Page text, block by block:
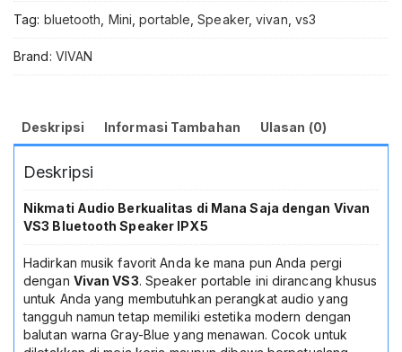
Speaker
Mini
Jernih
Audio
Outdoor
Gym
Olahraga
Travel
Kompak
Ringan
Baterai
Awet
Tag: bluetooth Mini ,portable ,Speaker,vivan vs3
Brand: VIVAN
Deskripsi Informasi Tambahan Ulasan (0)
Deskripsi
Nikmati Audio Berkualitas di Mana Saja dengan Vivan
VS3 Bluetooth Speaker IPX5
Hadirkan musik favorit Anda ke mana pun Anda pergi
dengan Vivan VS3. Speaker portable ini dirancang khusus
untuk Anda yang membutuhkan perangkat audio yang
tangguh namun tetap memiliki estetika modern dengan
balutan warna Gray-Blue yang menawan. Cocok untuk